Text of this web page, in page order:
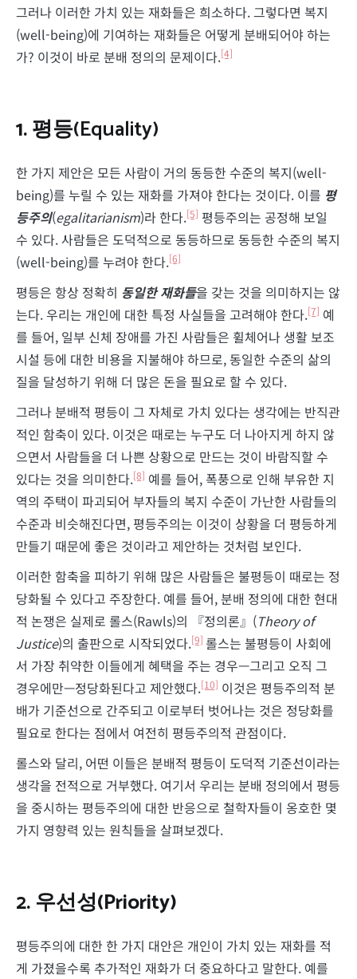
그러나 이러한 가치 있는 재화들은 희소하다. 그렇다면 복지
(well-being)에 기여하는 재화들은 어떻게 분배되어야 하는
가? 이것이 바로 분배 정의의 문제이다.[4]
1. 평등(Equality)
한 가지 제안은 모든 사람이 거의 동등한 수준의 복지(well-
being)를 누릴 수 있는 재화를 가져야 한다는 것이다. 이를 평
등주의(egalitarianism)라 한다.[5] 평등주의는 공정해 보일
수 있다. 사람들은 도덕적으로 동등하므로 동등한 수준의 복지
(well-being)를 누려야 한다.[6]
평등은 항상 정확히 동일한 재화들을 갖는 것을 의미하지는 않
는다. 우리는 개인에 대한 특정 사실들을 고려해야 한다.[7] 예
를 들어, 일부 신체 장애를 가진 사람들은 휠체어나 생활 보조
시설 등에 대한 비용을 지불해야 하므로, 동일한 수준의 삶의
질을 달성하기 위해 더 많은 돈을 필요로 할 수 있다.
그러나 분배적 평등이 그 자체로 가치 있다는 생각에는 반직관
적인 함축이 있다. 이것은 때로는 누구도 더 나아지게 하지 않
으면서 사람들을 더 나쁜 상황으로 만드는 것이 바람직할 수
있다는 것을 의미한다.[8] 예를 들어, 폭풍으로 인해 부유한 지
역의 주택이 파괴되어 부자들의 복지 수준이 가난한 사람들의
수준과 비슷해진다면, 평등주의는 이것이 상황을 더 평등하게
만들기 때문에 좋은 것이라고 제안하는 것처럼 보인다.
이러한 함축을 피하기 위해 많은 사람들은 불평등이 때로는 정
당화될 수 있다고 주장한다. 예를 들어, 분배 정의에 대한 현대
적 논쟁은 실제로 롤스(Rawls)의 『정의론』(Theory of
Justice)의 출판으로 시작되었다.[9] 롤스는 불평등이 사회에
서 가장 취약한 이들에게 혜택을 주는 경우—그리고 오직 그
경우에만—정당화된다고 제안했다.[10] 이것은 평등주의적 분
배가 기준선으로 간주되고 이로부터 벗어나는 것은 정당화를
필요로 한다는 점에서 여전히 평등주의적 관점이다.
롤스와 달리, 어떤 이들은 분배적 평등이 도덕적 기준선이라는
생각을 전적으로 거부했다. 여기서 우리는 분배 정의에서 평등
을 중시하는 평등주의에 대한 반응으로 철학자들이 옹호한 몇
가지 영향력 있는 원칙들을 살펴보겠다.
2.우선성(Priority)
평등주의에 대한 한 가지 대안은 개인이 가치 있는 재화를 적
게 가졌을수록 추가적인 재화가 더 중요하다고 말한다. 예를